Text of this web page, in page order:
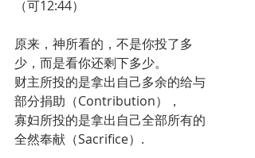
（可12:44）
原来，神所看的，不是你投了多
少，而是看你还剩下多少。
财主所投的是拿出自己多余的给与
部分捐助（Contribution），
寡妇所投的是拿出自己全部所有的
全然奉献（Sacrifice）.